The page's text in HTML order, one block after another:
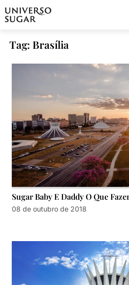
Tag: Brasília
Sugar Baby E Daddy O Que
08 de outubro de 2018